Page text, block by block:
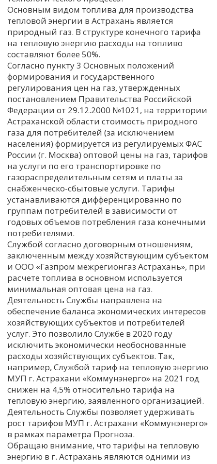
Основным видом топлива для производства
тепловой энергии в Астрахань является
природный газ. В структуре конечного тарифа
на тепловую энергию расходы на топливо
составляют более 50%.
Согласно пункту 3 Основных положений
формирования и государственного
регулирования цен на газ, утвержденных
постановлением Правительства Российской
Федерации от 29.12.2000 №1021, на территории
Астраханской области стоимость природного
газа для потребителей (за исключением
населения) формируется из регулируемых ФАС
России (г. Москва) оптовой цены на газ, тарифов
на услуги по его транспортировке по
газораспределительным сетям и платы за
снабженческо-сбытовые услуги. Тарифы
устанавливаются дифференцированно по
группам потребителей в зависимости от
годовых объемов потребления газа конечными
потребителями.
Службой согласно договорным отношениям,
заключенным между хозяйствующим субъектом
и ООО «Газпром межрегионгаз Астрахань», при
расчете топлива в основном используется
минимальная оптовая цена на газ.
Деятельность Службы направлена на
обеспечение баланса экономических интересов
хозяйствующих субъектов и потребителей
услуг. Это позволило Службе в 2020 году
исключить экономически необоснованные
расходы хозяйствующих субъектов. Так,
например, Службой тариф на тепловую энергию
МУП г. Астрахани «Коммунэнерго» на 2021 год
снижен на 4,5% относительно тарифа на
тепловую энергию, заявленного организацией.
Деятельность Службы позволяет удерживать
рост тарифов МУП г. Астрахани «Коммунэнерго»
в рамках параметра Прогноза.
Обращаю внимание, что тарифы на тепловую
энергию в г. Астрахань являются одними из